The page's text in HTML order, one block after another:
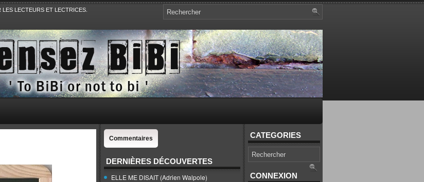
LES LECTEURS ET LECTRICES.
le Sport,. Avec Revue de presse et de blogs.
Commentaires
DERNIÈRES DÉCOUVERTES
ELLE ME DISAIT (Adrien Walpole)
CATEGORIES
CONNEXION